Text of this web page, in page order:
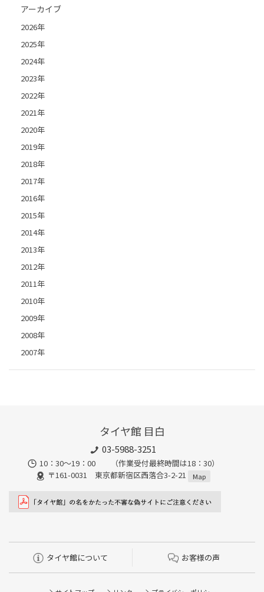
アーカイブ
2026年
2025年
2024年
2023年
2022年
2021年
2020年
2019年
2018年
2017年
2016年
2015年
2014年
2013年
2012年
2011年
2010年
2009年
2008年
2007年
タイヤ館 目白
03-5988-3251
10：30～19：00 （作業受付最終時間は18：30）
〒161-0031 東京都新宿区西落合3-2-21
Map
タイヤ館について お客様の声